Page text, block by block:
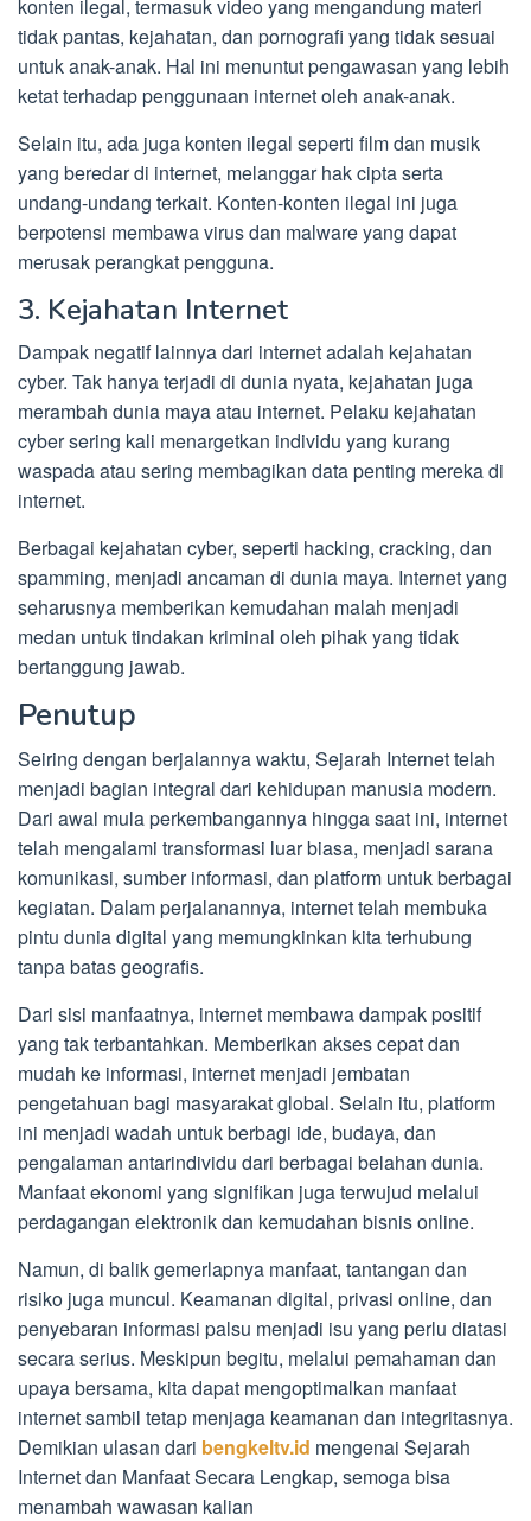
konten ilegal, termasuk video yang mengandung materi
tidak pantas, kejahatan, dan pornografi yang tidak sesuai
untuk anak-anak. Hal ini menuntut pengawasan yang lebih
ketat terhadap penggunaan internet oleh anak-anak.
Selain itu, ada juga konten ilegal seperti film dan musik
yang beredar di internet, melanggar hak cipta serta
undang-undang terkait. Konten-konten ilegal ini juga
berpotensi membawa virus dan malware yang dapat
merusak perangkat pengguna.
3. Kejahatan Internet
Dampak negatif lainnya dari internet adalah kejahatan
cyber. Tak hanya terjadi di dunia nyata, kejahatan juga
merambah dunia maya atau internet. Pelaku kejahatan
cyber sering kali menargetkan individu yang kurang
waspada atau sering membagikan data penting mereka di
internet.
Berbagai kejahatan cyber, seperti hacking, cracking, dan
spamming, menjadi ancaman di dunia maya. Internet yang
seharusnya memberikan kemudahan malah menjadi
medan untuk tindakan kriminal oleh pihak yang tidak
bertanggung jawab.
Penutup
Seiring dengan berjalannya waktu, Sejarah Internet telah
menjadi bagian integral dari kehidupan manusia modern.
Dari awal mula perkembangannya hingga saat ini, internet
telah mengalami transformasi luar biasa, menjadi sarana
komunikasi, sumber informasi, dan platform untuk berbagai
kegiatan. Dalam perjalanannya, internet telah membuka
pintu dunia digital yang memungkinkan kita terhubung
tanpa batas geografis.
Dari sisi manfaatnya, internet membawa dampak positif
yang tak terbantahkan. Memberikan akses cepat dan
mudah ke informasi, internet menjadi jembatan
pengetahuan bagi masyarakat global. Selain itu, platform
ini menjadi wadah untuk berbagi ide, budaya, dan
pengalaman antarindividu dari berbagai belahan dunia.
Manfaat ekonomi yang signifikan juga terwujud melalui
perdagangan elektronik dan kemudahan bisnis online.
Namun, di balik gemerlapnya manfaat, tantangan dan
risiko juga muncul. Keamanan digital, privasi online, dan
penyebaran informasi palsu menjadi isu yang perlu diatasi
secara serius. Meskipun begitu, melalui pemahaman dan
upaya bersama, kita dapat mengoptimalkan manfaat
internet sambil tetap menjaga keamanan dan integritasnya.
Demikian ulasan dari bengkeltv.id mengenai Sejarah
Internet dan Manfaat Secara Lengkap, semoga bisa
menambah wawasan kalian